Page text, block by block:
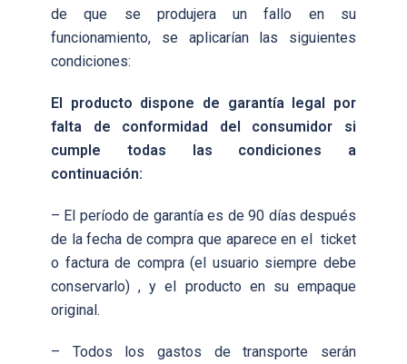
de que se produjera un fallo en su
funcionamiento, se aplicarían las siguientes
condiciones:
El producto dispone de garantía legal por
falta de conformidad del consumidor si
cumple todas las condiciones a
continuación:
– El período de garantía es de 90 días después
de la fecha de compra que aparece en el ticket
o factura de compra (el usuario siempre debe
conservarlo) , y el producto en su empaque
original.
– Todos los gastos de transporte serán